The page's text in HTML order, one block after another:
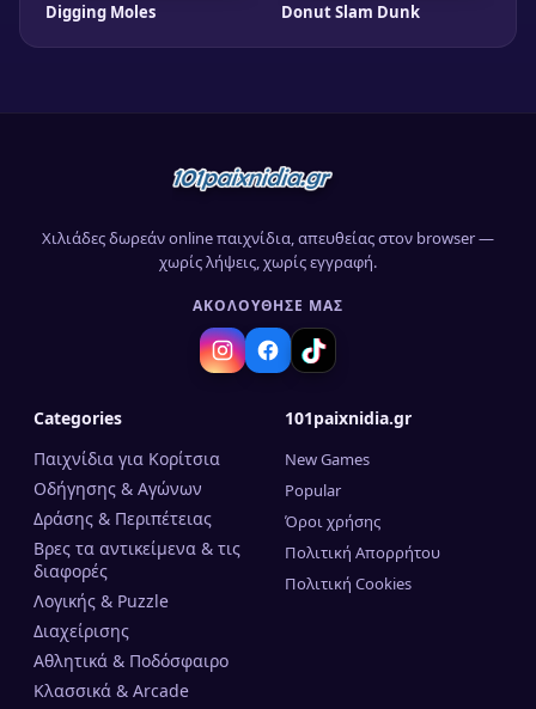
Digging Moles Donut Slam Dunk
Χιλιάδες δωρεάν online παιχνίδια, απευθείας στον browser —
χωρίς λήψεις, χωρίς εγγραφή.
ΑΚΟΛΟΎΘΗΣΈ ΜΑΣ
Categories
Παιχνίδια για Κορίτσια
Οδήγησης & Αγώνων
Δράσης & Περιπέτειας
Βρες τα αντικείμενα & τις
διαφορές
Λογικής & Puzzle
Διαχείρισης
Αθλητικά & Ποδόσφαιρο
Κλασσικά & Arcade
101paixnidia.gr
New Games
Popular
Όροι χρήσης
Πολιτική Απορρήτου
Πολιτική Cookies